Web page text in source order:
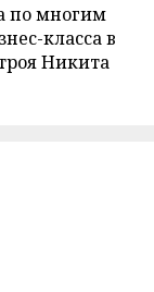
по многим
класса в
Никита